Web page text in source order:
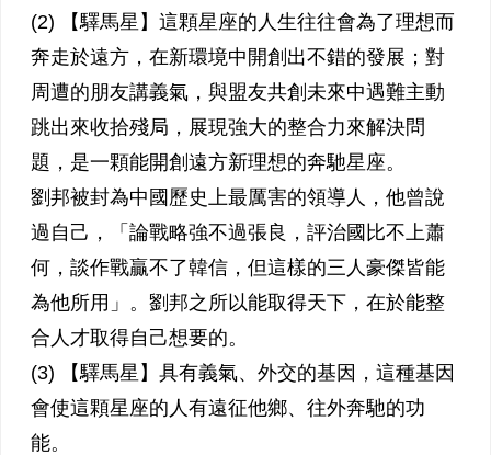
(2) 【驛馬星】這顆星座的人生往往會為了理想而
奔走於遠方，在新環境中開創出不錯的發展；對
周遭的朋友講義氣，與盟友共創未來中遇難主動
跳出來收拾殘局，展現強大的整合力來解決問
題，是一顆能開創遠方新理想的奔馳星座。
劉邦被封為中國歷史上最厲害的領導人，他曾說
過自己，「論戰略強不過張良，評治國比不上蕭
何，談作戰贏不了韓信，但這樣的三人豪傑皆能
為他所用」。劉邦之所以能取得天下，在於能整
合人才取得自己想要的。
(3) 【驛馬星】具有義氣、外交的基因，這種基因
會使這顆星座的人有遠征他鄉、往外奔馳的功
能。